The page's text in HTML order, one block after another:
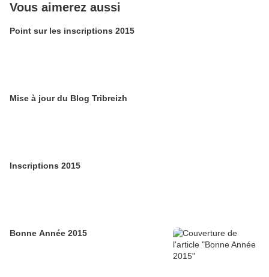
Vous aimerez aussi
Point sur les inscriptions 2015
Mise à jour du Blog Tribreizh
Inscriptions 2015
Bonne Année 2015